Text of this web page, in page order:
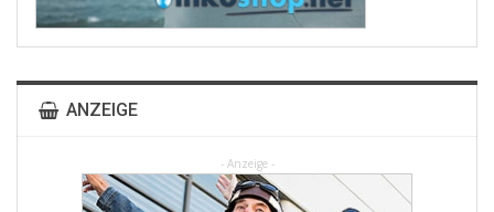
ANZEIGE
- Anzeige -